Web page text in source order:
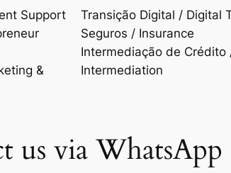
Support
&
Transição Digital / Digital
Seguros / Insurance
Intermediação de Crédito
Intermediation
us via WhatsApp